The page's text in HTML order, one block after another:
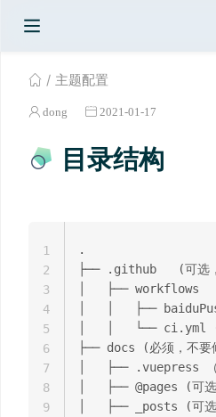
主题配置
dong 2021-01-17
目录结构
.
├── .github   (可选
│   ├── workflows
│   │   ├──
│   │   └── ci.yml (
├── docs (必须，不要
│   ├── .vuepress
│   ├── @pages (可选
│   ├── _posts (可选
1
2
3
4
5
6
7
8
9